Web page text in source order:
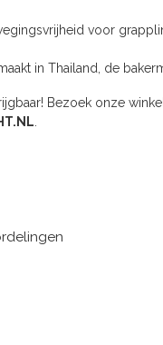
voor
in Thailand, de
Bezoek onze